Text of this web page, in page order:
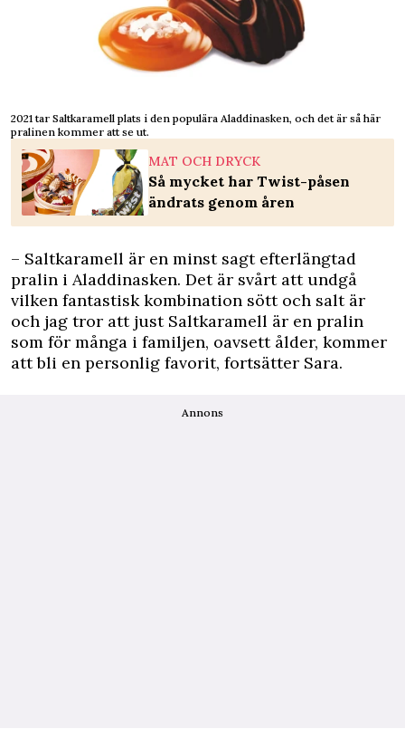
2021 tar Saltkaramell plats i den populära Aladdinasken, och det är så här
pralinen kommer att se ut.
MAT OCH DRYCK
Så mycket har Twist-påsen
ändrats genom åren
– Saltkaramell är en minst sagt efterlängtad
pralin i Aladdinasken. Det är svårt att undgå
vilken fantastisk kombination sött och salt är
och jag tror att just Saltkaramell är en pralin
som för många i familjen, oavsett ålder, kommer
att bli en personlig favorit, fortsätter Sara.
Annons